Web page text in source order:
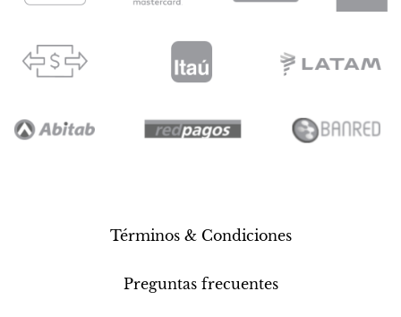
Términos & Condiciones
Preguntas frecuentes